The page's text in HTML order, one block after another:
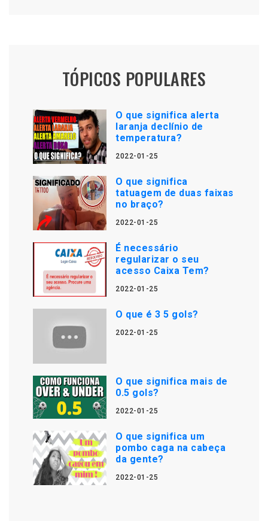
TÓPICOS POPULARES
O que significa alerta
laranja declínio de
temperatura?
2022-01-25
O que significa
tatuagem de duas faixas
no braço?
2022-01-25
É necessário
regularizar o seu
acesso Caixa Tem?
2022-01-25
O que é 3 5 gols?
2022-01-25
O que significa mais de
0.5 gols?
2022-01-25
O que significa um
pombo caga na cabeça
da gente?
2022-01-25